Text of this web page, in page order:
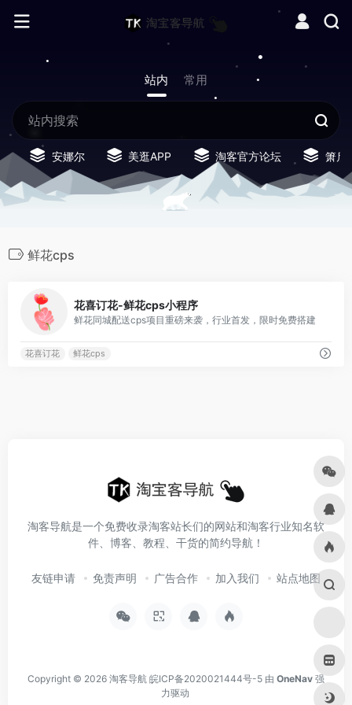
站内 常用
安娜尔 美逛APP 淘客官方论坛 箫启
鲜花cps
花喜订花-鲜花cps小程序
鲜花同城配送cps项目重磅来袭，行业首发，限时免费搭建
花喜订花 鲜花cps
淘客导航是一个免费收录淘客站长们的网站和淘客行业知名软
件、博客、教程、干货的简约导航！
友链申请 免责声明 广告合作 加入我们 站点地图
Copyright © 2026 淘客导航 皖ICP备2020021444号-5 由 OneNav 强
力驱动